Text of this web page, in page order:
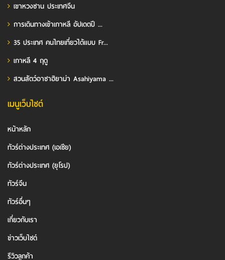
เขาหวงซาน ประเทศจีน
การเดินทางเข้าเกาหลี อัปเดตปี ...
35 ประเทศ คนไทยเที่ยวได้แบบ Fr...
เกาหลี 4 ฤดู
สวนสัตว์อาซาฮิยาม่า Asahiyama ...
เมนูเว็บไซต์
หน้าหลัก
ทัวร์ต่างประเทศ (เอเชีย)
ทัวร์ต่างประเทศ (ยุโรป)
ทัวร์จีน
ทัวร์อื่นๆ
เกี่ยวกับเรา
ข่าวเว็บไซต์
รีวิวลูกค้า